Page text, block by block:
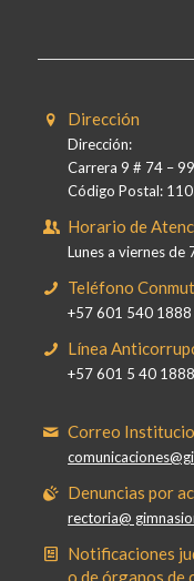
Dirección
Dirección:
Carrera 9 # 74 –
Código Postal:
Horario de
Lunes a viernes de
Teléfono
+57 601 540 1888
Línea
+57 601 5 40
Correo
Denuncias por
rectoria@
Notificaciones
o de órganos de